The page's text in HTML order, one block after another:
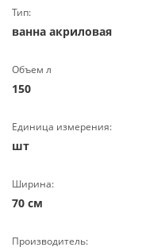
Тип:
ванна акриловая
Объем л
150
Единица измерения:
шт
Ширина:
70 см
Производитель: